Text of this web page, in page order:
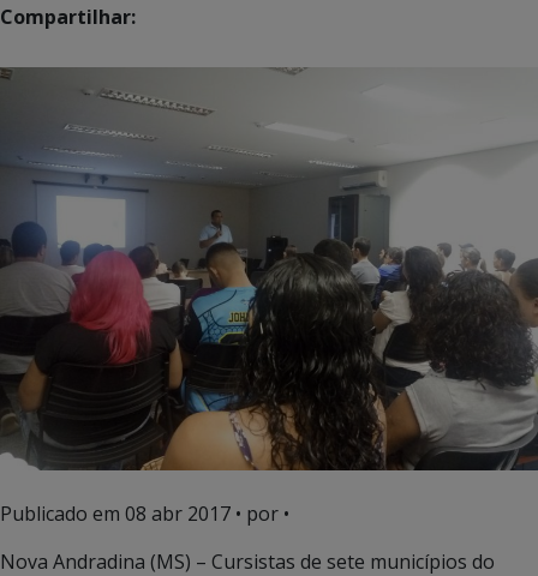
Compartilhar:
Publicado em 08 abr 2017 • por •
Nova Andradina (MS) – Cursistas de sete municípios do